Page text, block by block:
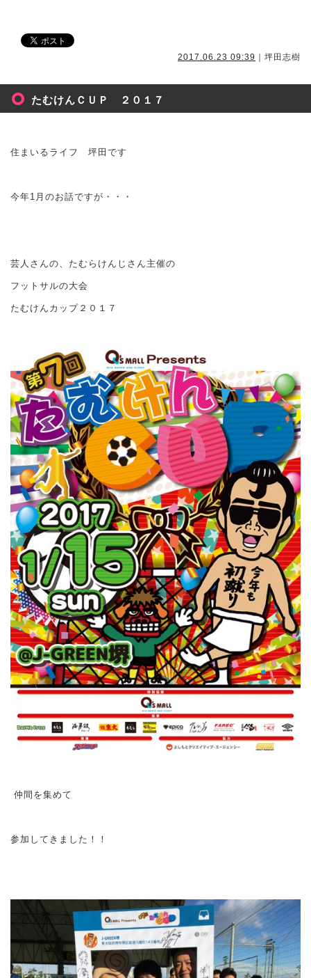
2017.06.23 09:39 ｜坪田志樹
たむけんＣＵＰ ２０１７
住まいるライフ 坪田です
今年1月のお話ですが・・・
芸人さんの、たむらけんじさん主催の
フットサルの大会
たむけんカップ２０１７
仲間を集めて
参加してきました！！